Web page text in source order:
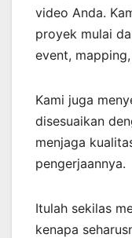
video Anda.
proyek mulai
event,
Kami juga
disesuaikan
menjaga
pengerjaannya.
Itulah sekilas
kenapa